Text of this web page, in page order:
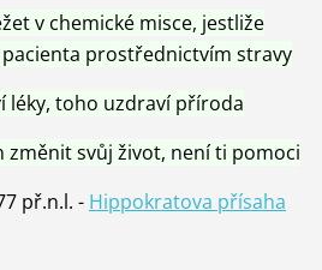
v chemické misce, jestliže
prostřednictvím stravy
léky, toho uzdraví příroda
změnit svůj život, není ti pomoci
př.n.l. - Hippokratova přísaha